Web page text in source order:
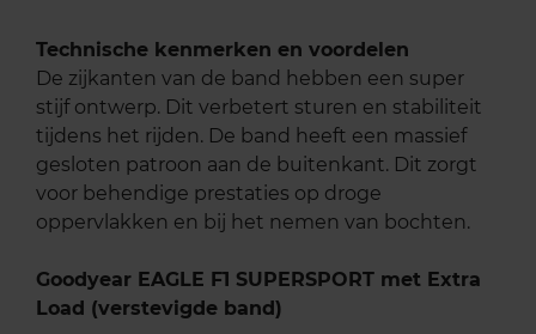
Technische kenmerken en voordelen
De zijkanten van de band hebben een super
stijf ontwerp. Dit verbetert sturen en stabiliteit
tijdens het rijden. De band heeft een massief
gesloten patroon aan de buitenkant. Dit zorgt
voor behendige prestaties op droge
oppervlakken en bij het nemen van bochten.
Goodyear EAGLE F1 SUPERSPORT met Extra
Load (verstevigde band)